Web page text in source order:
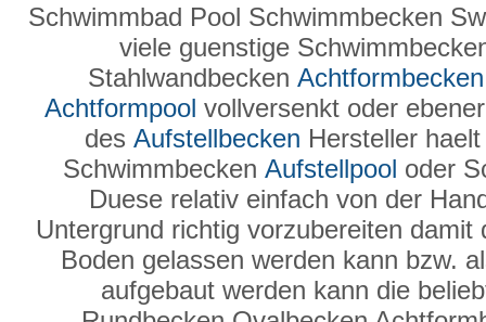
Schwimmbad Pool Schwimmbecken
viele guenstige
Stahlwandbecken Achtformbecken
Achtformpool vollversenkt oder
des Aufstellbecken Hersteller
Schwimmbecken Aufstellpool oder
Duese relativ einfach von der
Untergrund richtig vorzubereiten damit
Boden gelassen werden kann bzw.
aufgebaut werden kann die